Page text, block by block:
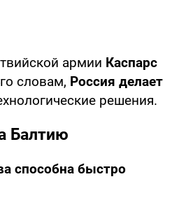
армии Каспарс
словам, Россия делает
решения.
Балтию
способна быстро